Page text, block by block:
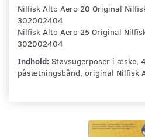
Nilfisk Alto Aero 20 Original
302002404
Nilfisk Alto Aero 25 Original
302002404
Indhold: Støvsugerposer i æske,
påsætningsbånd, original Nilfisk